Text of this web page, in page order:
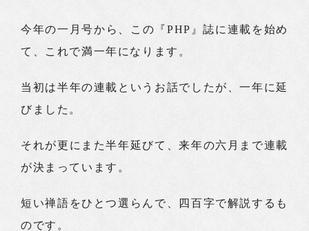
今年の一月号から、この『PHP』誌に連載を始め
て、これで満一年になります。
当初は半年の連載というお話でしたが、一年に延
びました。
それが更にまた半年延びて、来年の六月まで連載
が決まっています。
短い禅語をひとつ選らんで、四百字で解説するも
のです。